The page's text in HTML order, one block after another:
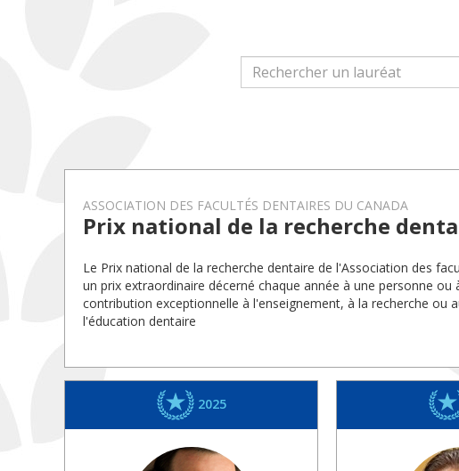
ASSOCIATION DES FACULTÉS DENTAIRES DU CANADA
Prix national de la recherche
Le Prix national de la recherche dentaire de l'Association des
un prix extraordinaire décerné chaque année à une personne
contribution exceptionnelle à l'enseignement, à la recherche ou
l'éducation dentaire
2025